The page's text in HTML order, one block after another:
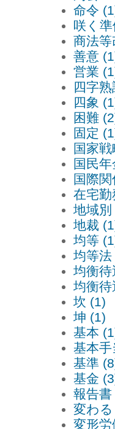
命令
咲く
商法等
善意
営業
四字
四象
困難
固定
国家
国民
国際
在宅勤
地域別
地裁
均等
均等法
均衡待
均衡
坎 (1)
坤 (1)
基本
基本手
基準
基金
報告書
変わ
変形労